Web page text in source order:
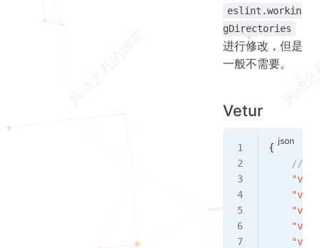
eslint.workin
gDirectories
进行修改，但是
一般不需要。
Vetur
{
// 这